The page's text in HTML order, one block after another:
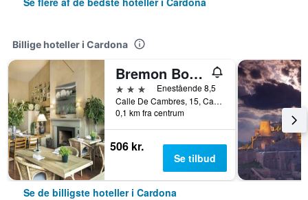
Billige hoteller i Cardona
Bremon Boutique Hotel by Grup Duquessa
3 stjernerEnestående 8,5
Calle De Cambres, 15, Cardona, Catalonien, Spanien
0,1 km fra centrum
506 kr.
Se tilbud
Se de billigste hoteller i Cardona